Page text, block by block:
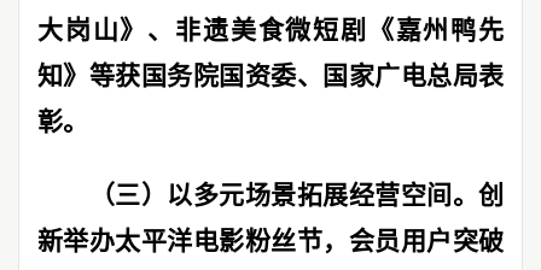
大岗山》、非遗美食微短剧《嘉州鸭先
知》等获国务院国资委、国家广电总局表
彰。
（三）以多元场景拓展经营空间。 创
新举办太平洋电影粉丝节，会员用户突破